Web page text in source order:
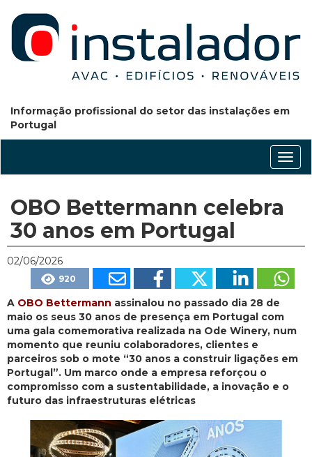
Informação profissional do setor das instalações em
Portugal
OBO Bettermann celebra
30 anos em Portugal
02/06/2026
920
A OBO Bettermann assinalou no passado dia 28 de
maio os seus 30 anos de presença em Portugal com
uma gala comemorativa realizada na Ode Winery, num
momento que reuniu colaboradores, clientes e
parceiros sob o mote “30 anos a construir ligações em
Portugal”. Um marco onde a empresa reforçou o
compromisso com a sustentabilidade, a inovação e o
futuro das infraestruturas elétricas